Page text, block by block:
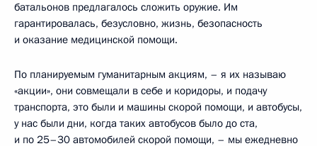
батальонов предлагалось сложить оружие. Им
гарантировалась, безусловно, жизнь, безопасность
и оказание медицинской помощи.
По планируемым гуманитарным акциям, – я их называю
«акции», они совмещали в себе и коридоры, и подачу
транспорта, это были и машины скорой помощи, и автобусы,
у нас были дни, когда таких автобусов было до ста,
и по 25–30 автомобилей скорой помощи, – мы ежедневно